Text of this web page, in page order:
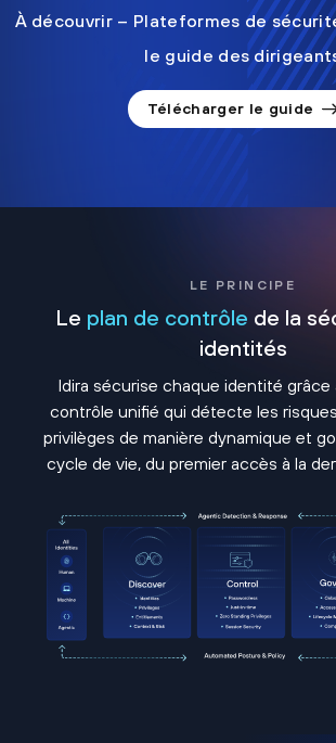
À découvrir – Plateformes de
le guide des
Télécharger le guide
LE PRINCIPE
Le plan de contrôle de la
identités
Idira sécurise chaque identité grâce
contrôle unifié qui détecte les
privilèges de manière dynamique et
cycle de vie, du premier accès à la